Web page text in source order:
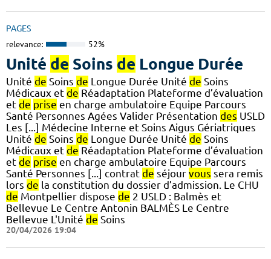
PAGES
relevance: 52%
Unité de Soins de Longue Durée
Unité de Soins de Longue Durée Unité de Soins
Médicaux et de Réadaptation Plateforme d’évaluation
et de prise en charge ambulatoire Equipe Parcours
Santé Personnes Agées Valider Présentation des USLD
Les [...] Médecine Interne et Soins Aigus Gériatriques
Unité de Soins de Longue Durée Unité de Soins
Médicaux et de Réadaptation Plateforme d’évaluation
et de prise en charge ambulatoire Equipe Parcours
Santé Personnes [...] contrat de séjour vous sera remis
lors de la constitution du dossier d’admission. Le CHU
de Montpellier dispose de 2 USLD : Balmès et
Bellevue Le Centre Antonin BALMÈS Le Centre
Bellevue L'Unité de Soins
20/04/2026 19:04